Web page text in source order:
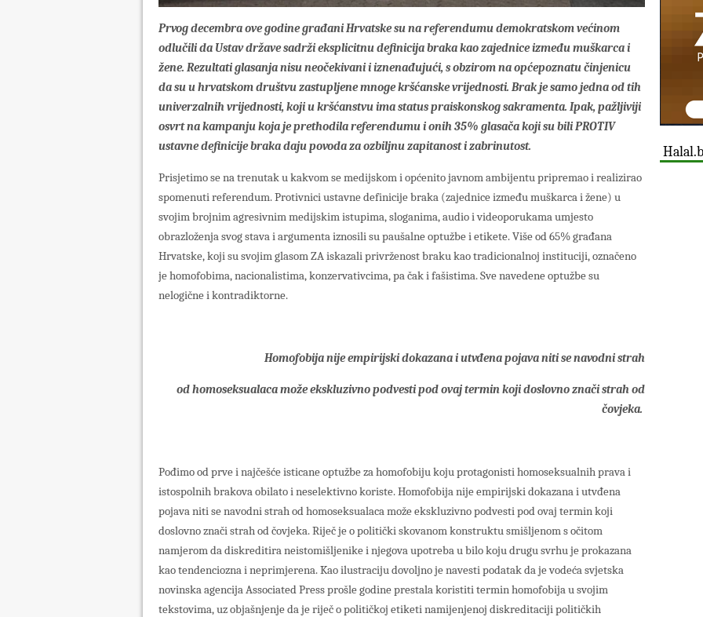
Prvog decembra ove godine građani Hrvatske su na referendumu demokratskom većinom
odlučili da Ustav države sadrži eksplicitnu definicija braka kao zajednice između muškarca i
žene. Rezultati glasanja nisu neočekivani i iznenađujući, s obzirom na općepoznatu činjenicu
da su u hrvatskom društvu zastupljene mnoge kršćanske vrijednosti. Brak je samo jedna od tih
univerzalnih vrijednosti, koji u kršćanstvu ima status praiskonskog sakramenta. Ipak, pažljiviji
osvrt na kampanju koja je prethodila referendumu i onih 35% glasača koji su bili PROTIV
ustavne definicije braka daju povoda za ozbiljnu zapitanost i zabrinutost.
Prisjetimo se na trenutak u kakvom se medijskom i općenito javnom ambijentu pripremao i realizirao
spomenuti referendum. Protivnici ustavne definicije braka (zajednice između muškarca i žene) u
svojim brojnim agresivnim medijskim istupima, sloganima, audio i videoporukama umjesto
obrazloženja svog stava i argumenta iznosili su paušalne optužbe i etikete. Više od 65% građana
Hrvatske, koji su svojim glasom ZA iskazali privrženost braku kao tradicionalnoj instituciji, označeno
je homofobima, nacionalistima, konzervativcima, pa čak i fašistima. Sve navedene optužbe su
nelogične i kontradiktorne.
Homofobija nije empirijski dokazana i utvđena pojava niti se navodni strah
od homoseksualaca može ekskluzivno podvesti pod ovaj termin koji doslovno znači strah od
čovjeka.
Pođimo od prve i najčešće isticane optužbe za homofobiju koju protagonisti homoseksualnih prava i
istospolnih brakova obilato i neselektivno koriste. Homofobija nije empirijski dokazana i utvđena
pojava niti se navodni strah od homoseksualaca može ekskluzivno podvesti pod ovaj termin koji
doslovno znači strah od čovjeka. Riječ je o politički skovanom konstruktu smišljenom s očitom
namjerom da diskreditira neistomišljenike i njegova upotreba u bilo koju drugu svrhu je prokazana
kao tendenciozna i neprimjerena. Kao ilustraciju dovoljno je navesti podatak da je vodeća svjetska
novinska agencija Associated Press prošle godine prestala koristiti termin homofobija u svojim
tekstovima, uz objašnjenje da je riječ o političkoj etiketi namijenjenoj diskreditaciji političkih